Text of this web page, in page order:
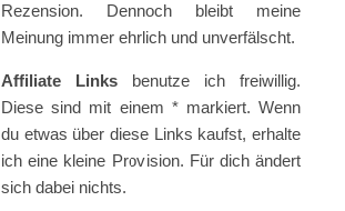
Rezension. Dennoch bleibt meine
Meinung immer ehrlich und unverfälscht.
Affiliate Links benutze ich freiwillig.
Diese sind mit einem * markiert. Wenn
du etwas über diese Links kaufst, erhalte
ich eine kleine Provision. Für dich ändert
sich dabei nichts.